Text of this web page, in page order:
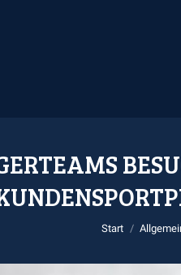
Sie befinden
Start